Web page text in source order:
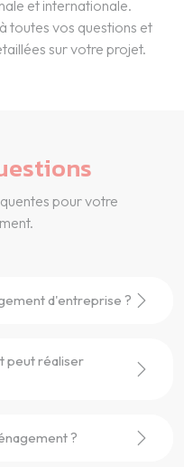
et internationale.
toutes vos questions et
sur votre projet.
pour votre
d'entreprise ?
peut réaliser
?